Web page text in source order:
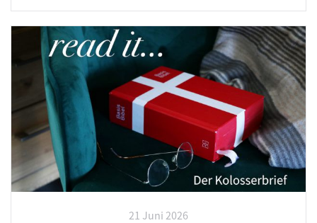
21 Juni 2026